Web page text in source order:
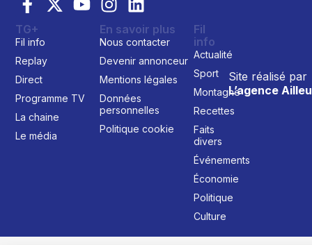
Site réalisé par
L’agence
TG+
Fil info
Replay
Direct
Programme TV
La chaine
Le média
En savoir plus
Nous contacter
Devenir annonceur
Mentions légales
Données
personnelles
Politique cookie
Fil
info
Actualité
Sport
Montagne
Recettes
Faits
divers
Événements
Économie
Politique
Culture